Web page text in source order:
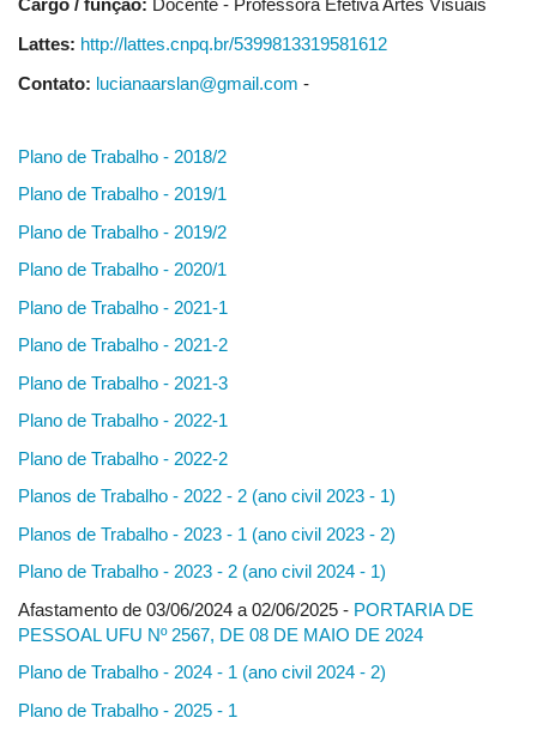
Lattes: http://lattes.cnpq.br/5399813319581612
Contato: lucianaarslan@gmail.com -
Plano de Trabalho - 2018/2
Plano de Trabalho - 2019/1
Plano de Trabalho - 2019/2
Plano de Trabalho - 2020/1
Plano de Trabalho - 2021-1
Plano de Trabalho - 2021-2
Plano de Trabalho - 2021-3
Plano de Trabalho - 2022-1
Plano de Trabalho - 2022-2
Planos de Trabalho - 2022 - 2 (ano civil 2023 - 1)
Planos de Trabalho - 2023 - 1 (ano civil 2023 - 2)
Plano de Trabalho - 2023 - 2 (ano civil 2024 - 1)
Afastamento de 03/06/2024 a 02/06/2025 - PORTARIA DE
PESSOAL UFU Nº 2567, DE 08 DE MAIO DE 2024
Plano de Trabalho - 2024 - 1 (ano civil 2024 - 2)
Plano de Trabalho - 2025 - 1